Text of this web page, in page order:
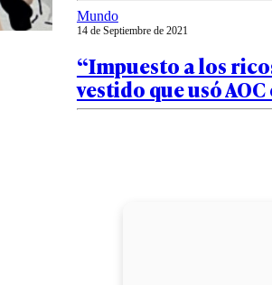
Mundo
14 de Septiembre de 2021
“Impuesto a los
vestido que usó